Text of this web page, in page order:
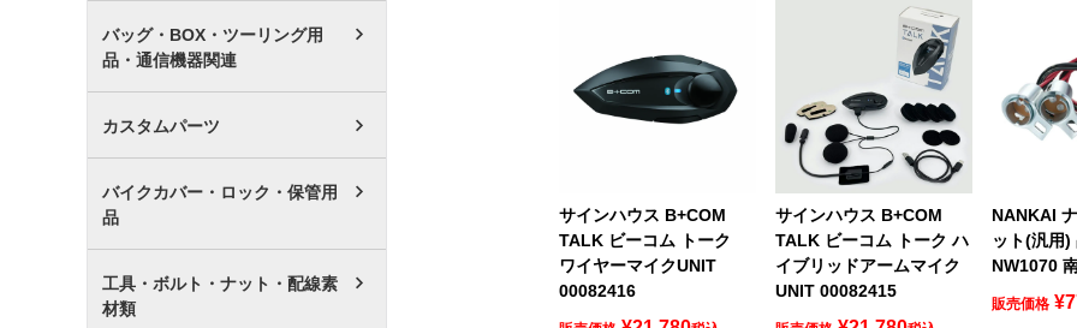
バッグ・BOX・ツーリング用
品・通信機器関連
カスタムパーツ
バイクカバー・ロック・保管用
品
工具・ボルト・ナット・配線素
材類
サインハウス B+COM
TALK ビーコム トーク
ワイヤーマイクUNIT
00082416
サインハウス B+COM
TALK ビーコム トーク ハ
イブリッドアームマイク
UNIT 00082415
NANKAI
ット(汎用)
NW1070
販売価格 ¥